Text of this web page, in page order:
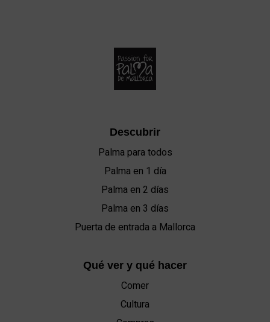
Descubrir
Palma para todos
Palma en 1 día
Palma en 2 días
Palma en 3 días
Puerta de entrada a Mallorca
Qué ver y qué hacer
Comer
Cultura